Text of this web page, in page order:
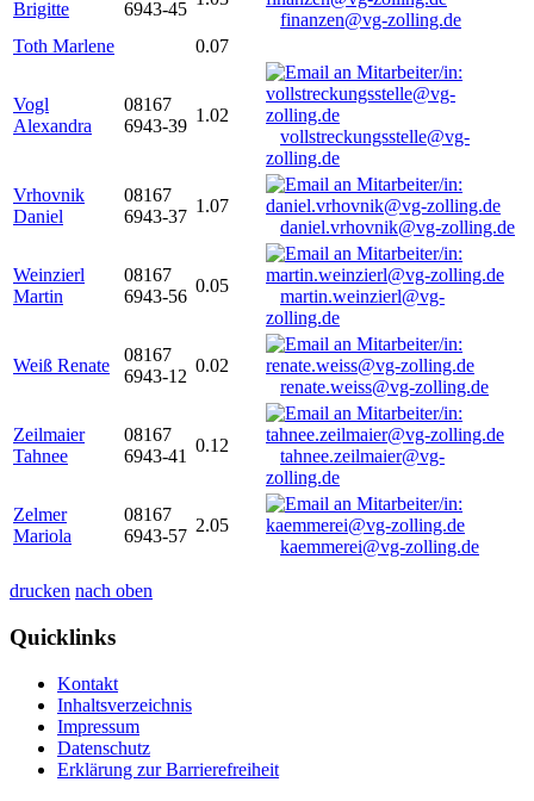
Brigitte
6943-45
finanzen@vg-zolling.de
Toth Marlene
0.07
Vogl
Alexandra
08167
6943-39
1.02
vollstreckungsstelle@vg-
zolling.de
Vrhovnik
Daniel
08167
6943-37
1.07
daniel.vrhovnik@vg-zolling.de
Weinzierl
Martin
08167
6943-56
0.05
martin.weinzierl@vg-
zolling.de
Weiß Renate
08167
6943-12
0.02
renate.weiss@vg-zolling.de
Zeilmaier
Tahnee
08167
6943-41
0.12
tahnee.zeilmaier@vg-
zolling.de
Zelmer
Mariola
08167
6943-57
2.05
kaemmerei@vg-zolling.de
drucken nach oben
Quicklinks
Kontakt
Inhaltsverzeichnis
Impressum
Datenschutz
Erklärung zur Barrierefreiheit